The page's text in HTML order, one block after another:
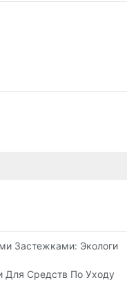
Застежками:
Для Средств По Уходу